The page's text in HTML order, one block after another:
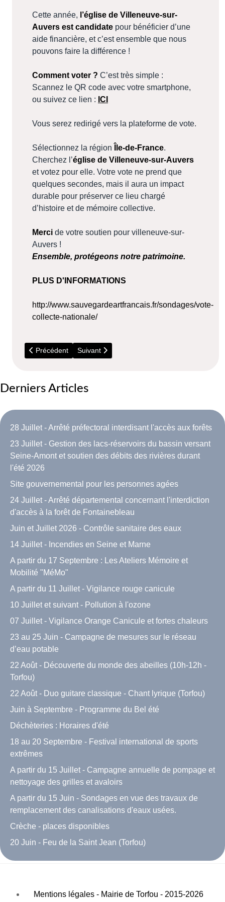
Cette année, l’église de Villeneuve-sur-
Auvers est candidate pour bénéficier d’une
aide financière, et c’est ensemble que nous
pouvons faire la différence !
Comment voter ? C’est très simple :
Scannez le QR code avec votre smartphone,
ou suivez ce lien : ICI
Vous serez redirigé vers la plateforme de vote.
Sélectionnez la région Île-de-France.
Cherchez l’église de Villeneuve-sur-Auvers
et votez pour elle. Votre vote ne prend que
quelques secondes, mais il aura un impact
durable pour préserver ce lieu chargé
d’histoire et de mémoire collective.
Merci de votre soutien pour villeneuve-sur-
Auvers !
Ensemble, protégeons notre patrimoine.
PLUS D'INFORMATIONS
http://www.sauvegardeartfrancais.fr/sondages/vote-
collecte-nationale/
Article précédent : Un habitant de Torfou médaillé de bronze
Précédent Article suivant : 5 Juillet - Répare Café
Suivant
Derniers Articles
28 Juillet - Arrêté préfectoral interdisant l'accès aux forêts
23 Juillet - Gestion des lacs-réservoirs du bassin versant
Seine-Amont et soutien des débits des rivières durant
l'été 2026
Site gouvernemental pour les personnes agées
24 Juillet - Arrêté départemental concernant l'interdiction
d'accès à la forêt de Fontainebleau
Juin et Juillet 2026 - Contrôle sanitaire des eaux
14 Juillet - Incendies en Seine et Marne
A partir du 17 Septembre : Les Ateliers Mémoire et
Mobilité "MéMo"
A partir du 11 Juillet - Vigilance rouge canicule
10 Juillet et suivant - Pollution à l'ozone
07 Juillet - Vigilance Orange Canicule et fortes chaleurs
23 au 25 Juin - Campagne de mesures sur le réseau
d’eau potable
22 Août - Découverte du monde des abeilles (10h-12h -
Torfou)
22 Août - Duo guitare classique - Chant lyrique (Torfou)
Juin à Septembre - Programme du Bel été
Déchèteries : Horaires d'été
18 au 20 Septembre - Festival international de sports
extrêmes
A partir du 15 Juillet - Campagne annuelle de pompage et
nettoyage des grilles et avaloirs
A partir du 15 Juin - Sondages en vue des travaux de
remplacement des canalisations d'eaux usées.
Crèche - places disponibles
20 Juin - Feu de la Saint Jean (Torfou)
Mentions légales - Mairie de Torfou - 2015-2026